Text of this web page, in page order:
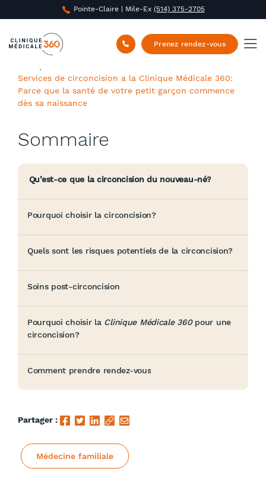
Pointe-Claire | Mile-Ex (514) 375-2705
Prenez rendez-vous
Services de circoncision a la Clinique Médicale 360:
Parce que la santé de votre petit garçon commence
dès sa naissance
Sommaire
Qu’est-ce que la circoncision du nouveau-né?
Pourquoi choisir la circoncision?
Quels sont les risques potentiels de la circoncision?
Soins post-circoncision
Pourquoi choisir la Clinique Médicale 360pour une
circoncision?
Comment prendre rendez-vous
Partager :
Médecine familiale